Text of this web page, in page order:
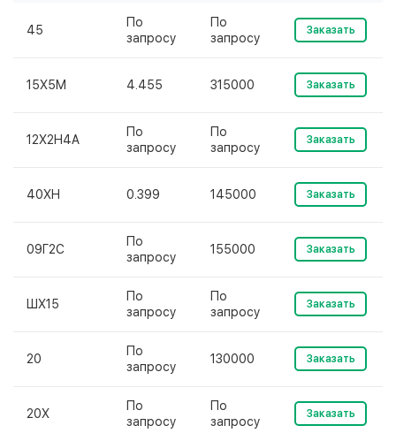
45
По
запросу
По
запросу
Заказать
15Х5М 4.455 315000 Заказать
12Х2Н4А
По
запросу
По
запросу
Заказать
40ХН 0.399 145000 Заказать
09Г2С
По
запросу
155000 Заказать
ШХ15
По
запросу
По
запросу
Заказать
20
По
запросу
130000 Заказать
20Х
По
запросу
По
запросу
Заказать